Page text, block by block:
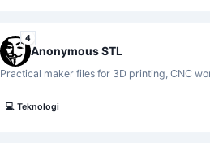
4
Anonymous STL
Practical maker files for 3D printing, CNC
💻 Teknologi